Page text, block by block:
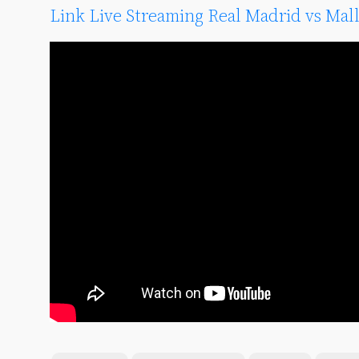
Link Live Streaming Real Madrid vs